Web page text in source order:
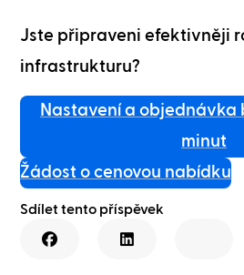
Jste připraveni efektivněji
infrastrukturu?
Nastavení a objednávka
minut
Žádost o cenovou nabídku
Sdílet tento příspěvek